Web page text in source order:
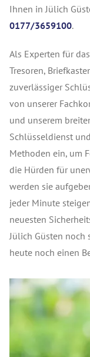
Ihnen in Jülich
0177/3659100.
Als Experten für
Tresoren,
zuverlässiger
von unserer
und unserem
Schlüsseldienst
Methoden ein, um
die Hürden für
werden sie
jeder Minute
neuesten
Jülich Güsten noch
heute noch einen